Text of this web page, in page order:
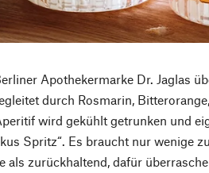
Apothekermarke Dr. Jaglas
durch Rosmarin,
wird gekühlt getrunken und
Spritz“. Es braucht nur wenige
als zurückhaltend, dafür